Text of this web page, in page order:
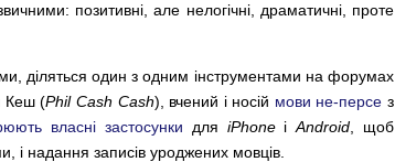
позитивні, але нелогічні, драматичні, проте
діляться один з одним інструментами на форумах
Кеш (Phil Cash Cash), вчений і носій мови не-персе з
власні застосунки для iPhoneіAndroid , щоб
і надання записів уроджених мовців.